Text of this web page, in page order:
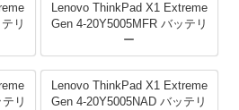
リ
Lenovo ThinkPad X1 Extreme
Gen 4-20Y5005MFR バッテリ
ー
リ
Lenovo ThinkPad X1 Extreme
Gen 4-20Y5005NAD バッテリ